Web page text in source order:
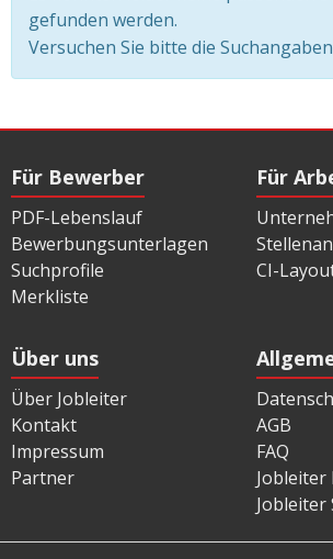
gefunden werden.
Versuchen Sie bitte die
Für Bewerber
PDF-Lebenslauf
Bewerbungsunterlagen
Suchprofile
Merkliste
Für
CI-
Über uns
Über Jobleiter
Kontakt
Impressum
Partner
AGB
FAQ
Jobleiter
Jobleiter